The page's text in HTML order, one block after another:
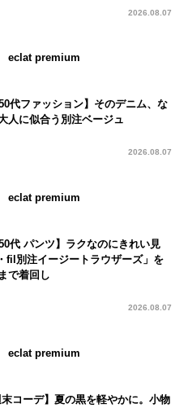
2026.08.07
eclat premium
50代ファッション】そのデニム、な
人に似合う別注ベージュ
2026.08.07
eclat premium
50代 パンツ】ラクなのにきれい見
fil別注イージートラウザーズ」を
で着回し
2026.08.07
eclat premium
末コーデ】夏の黒を軽やかに。小物